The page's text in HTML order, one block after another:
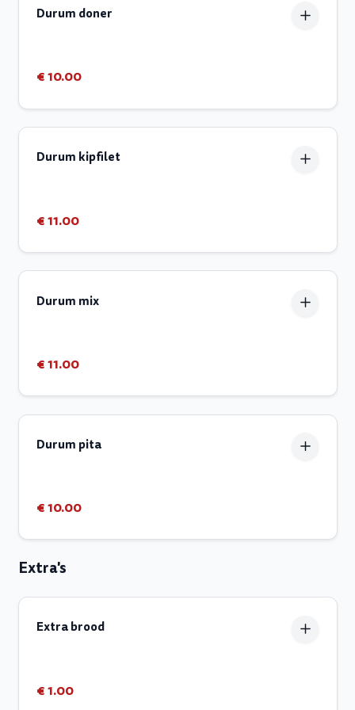
Durum doner
€ 10.00
Durum kipfilet
€ 11.00
Durum mix
€ 11.00
Durum pita
€ 10.00
Extra's
Extra brood
€ 1.00